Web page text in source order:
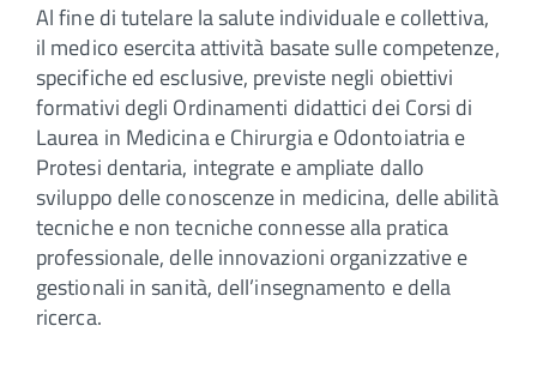
Al fine di tutelare la salute individuale e collettiva,
il medico esercita attività basate sulle competenze,
specifiche ed esclusive, previste negli obiettivi
formativi degli Ordinamenti didattici dei Corsi di
Laurea in Medicina e Chirurgia e Odontoiatria e
Protesi dentaria, integrate e ampliate dallo
sviluppo delle conoscenze in medicina, delle abilità
tecniche e non tecniche connesse alla pratica
professionale, delle innovazioni organizzative e
gestionali in sanità, dell’insegnamento e della
ricerca.